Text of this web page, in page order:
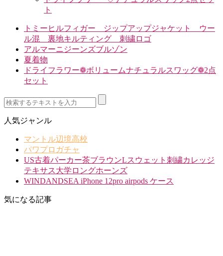
ト
トミーヒルフィガー ジップアップジャケット ウー
ル混 裏地キルティング 刺繍ロゴ
アルマーニジーンズブルゾン
夏着物
ドライフラワー❁ボリュームナチュラルスワッグ❁2点
セット
人気ジャンル
マントル辺境高校
パワプロガチャ
US古着パーカー茶ブラウンLスウェット刺繍カレッジ
テキサス大学ロングホーンズ
WINDANDSEA iPhone 12pro airpods ケース
気になる記事